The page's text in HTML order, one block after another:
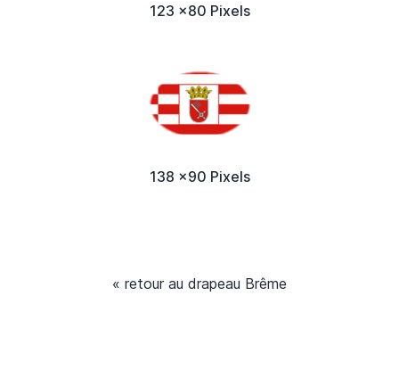
123 x80 Pixels
138 x90 Pixels
« retour au drapeau Brême